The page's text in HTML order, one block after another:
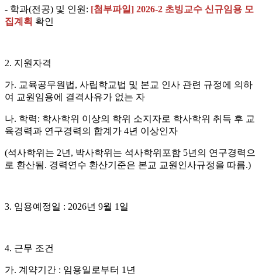
- 학과(전공) 및 인원: [첨부파일] 2026-2 초빙교수 신규임용 모
집계획 확인
2. 지원자격
가. 교육공무원법, 사립학교법 및 본교 인사 관련 규정에 의하
여 교원임용에 결격사유가 없는 자
나. 학력: 학사학위 이상의 학위 소지자로 학사학위 취득 후 교
육경력과 연구경력의 합계가 4년 이상인자
(석사학위는 2년, 박사학위는 석사학위포함 5년의 연구경력으
로 환산됨. 경력연수 환산기준은 본교 교원인사규정을 따름.)
3. 임용예정일 : 2026년 9월 1일
4. 근무 조건
가. 계약기간 : 임용일로부터 1년